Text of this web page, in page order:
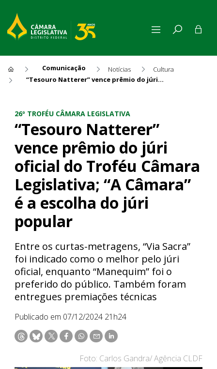
Comunicação Notícias
Cultura
“Tesouro Natterer” vence prêmio do júri oficial do Troféu Câmara Legislativa; “A Câmara” é a escolha do júri popular
26º TROFÉU CÂMARA LEGISLATIVA
“Tesouro Natterer”
vence prêmio do júri
oficial do Troféu Câmara
Legislativa; “A Câmara”
é a escolha do júri
popular
Entre os curtas-metragens, “Via Sacra”
foi indicado como o melhor pelo júri
oficial, enquanto “Manequim” foi o
preferido do público. Também foram
entregues premiações técnicas
Publicado em 07/12/2024 21h24
Foto: Carlos Gandra/ Agência CLDF